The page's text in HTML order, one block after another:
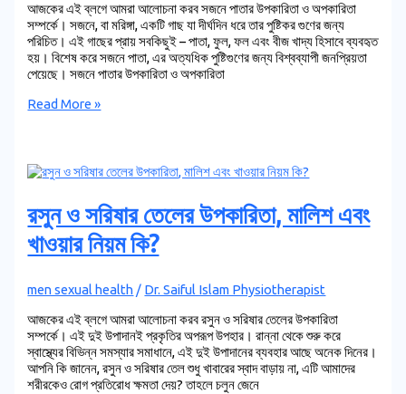
আজকের এই ব্লগে আমরা আলোচনা করব সজনে পাতার উপকারিতা ও অপকারিতা
সম্পর্কে। সজনে, বা মরিঙ্গা, একটি গাছ যা দীর্ঘদিন ধরে তার পুষ্টিকর গুণের জন্য
পরিচিত। এই গাছের প্রায় সবকিছুই – পাতা, ফুল, ফল এবং বীজ খাদ্য হিসাবে ব্যবহৃত
হয়। বিশেষ করে সজনে পাতা, এর অত্যধিক পুষ্টিগুণের জন্য বিশ্বব্যাপী জনপ্রিয়তা
পেয়েছে। সজনে পাতার উপকারিতা ও অপকারিতা
Read More »
রসুন ও সরিষার তেলের উপকারিতা, মালিশ এবং
খাওয়ার নিয়ম কি?
men sexual health / Dr. Saiful Islam Physiotherapist
আজকের এই ব্লগে আমরা আলোচনা করব রসুন ও সরিষার তেলের উপকারিতা
সম্পর্কে। এই দুই উপাদানই প্রকৃতির অপরূপ উপহার। রান্না থেকে শুরু করে
স্বাস্থ্যের বিভিন্ন সমস্যার সমাধানে, এই দুই উপাদানের ব্যবহার আছে অনেক দিনের।
আপনি কি জানেন, রসুন ও সরিষার তেল শুধু খাবারের স্বাদ বাড়ায় না, এটি আমাদের
শরীরকেও রোগ প্রতিরোধ ক্ষমতা দেয়? তাহলে চলুন জেনে